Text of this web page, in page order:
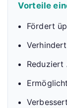
Vorteile
Fördert
Reduziert